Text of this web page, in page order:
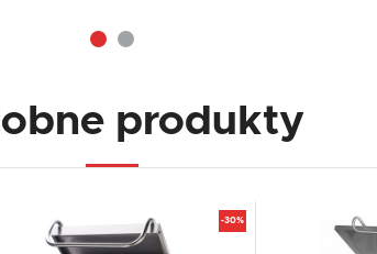
produkty
-30%